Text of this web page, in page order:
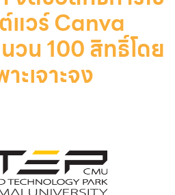
แวร์ Canva
วน 100 สิทธิ์โดย
ะเจาะจง